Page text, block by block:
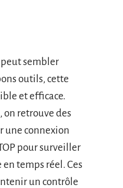
sembler
outils, cette
et efficace.
on retrouve des
une connexion
pour surveiller
en temps réel. Ces
un contrôle